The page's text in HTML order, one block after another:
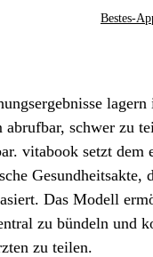
Bestes-
lagern
schwer zu
vitabook setzt dem
Gesundheitsakte,
Das Modell
zu bündeln und
zu teilen.